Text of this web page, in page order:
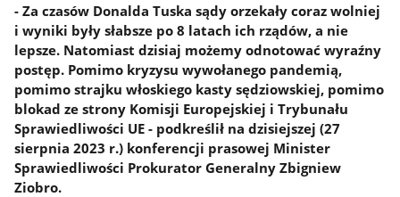
- Za czasów Donalda Tuska sądy orzekały coraz wolniej
i wyniki były słabsze po 8 latach ich rządów, a nie
lepsze. Natomiast dzisiaj możemy odnotować wyraźny
postęp. Pomimo kryzysu wywołanego pandemią,
pomimo strajku włoskiego kasty sędziowskiej, pomimo
blokad ze strony Komisji Europejskiej i Trybunału
Sprawiedliwości UE - podkreślił na dzisiejszej (27
sierpnia 2023 r.) konferencji prasowej Minister
Sprawiedliwości Prokurator Generalny Zbigniew
Ziobro.